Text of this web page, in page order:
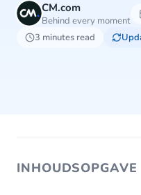
CM.com
Behind every moment
3 minutes read
INHOUDSOPGAVE